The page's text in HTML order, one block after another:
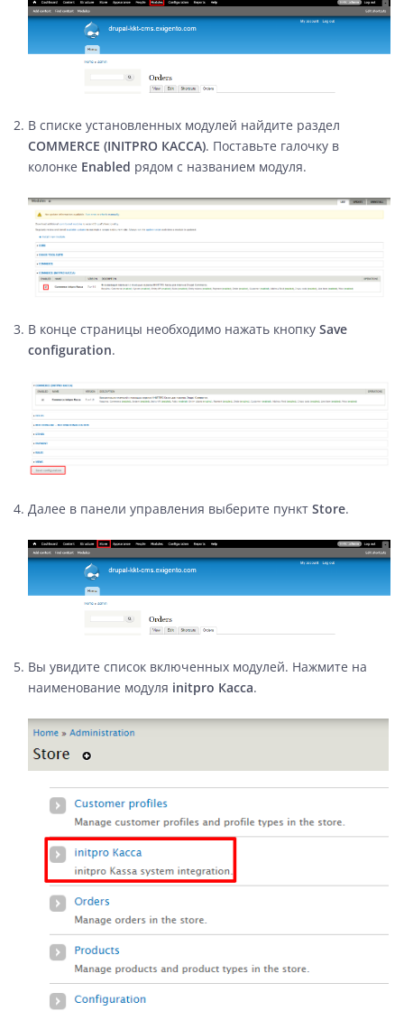
В списке установленных модулей найдите раздел
COMMERCE (INITPRO КАССА). Поставьте галочку в
колонке Enabled рядом с названием модуля.
В конце страницы необходимо нажать кнопку Save
configuration.
Далее в панели управления выберите пункт Store.
Вы увидите список включенных модулей. Нажмите на
наименование модуля initpro Касса.